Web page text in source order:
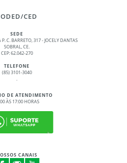
CED
SEDE
C. BARRETO, 317 - JOCELY DANTAS
SOBRAL, CE.
CEP: 62.042-270
TELEFONE
(85) 3101-3040
.
DE ATENDIMENTO
ÀS 17:00 HORAS
CANAIS